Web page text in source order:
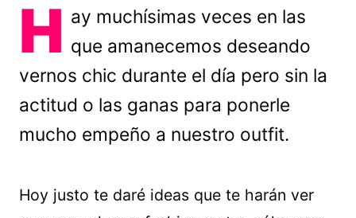
H ay muchísimas veces en las
que amanecemos deseando
vernos chic durante el día pero sin la
actitud o las ganas para ponerle
mucho empeño a nuestro outfit.
Hoy justo te daré ideas que te harán ver